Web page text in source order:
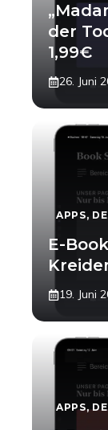
der
1,99€
26. Juni
APPS,
E-
19. Juni
APPS,